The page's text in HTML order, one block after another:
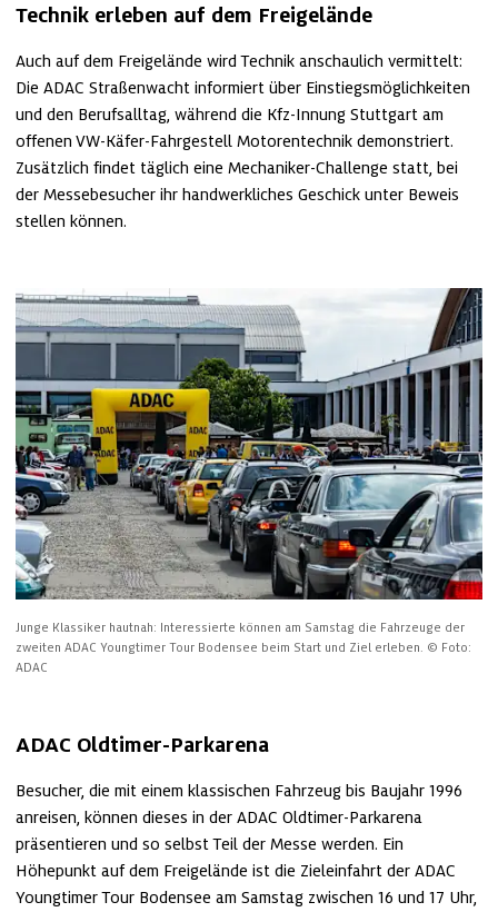
Technik erleben auf dem Freigelände
Auch auf dem Freigelände wird Technik anschaulich vermittelt:
Die ADAC Straßenwacht informiert über Einstiegsmöglichkeiten
und den Berufsalltag, während die Kfz‑Innung Stuttgart am
offenen VW‑Käfer‑Fahrgestell Motorentechnik demonstriert.
Zusätzlich findet täglich eine Mechaniker‑Challenge statt, bei
der Messebesucher ihr handwerkliches Geschick unter Beweis
stellen können.
Junge Klassiker hautnah: Interessierte können am Samstag die Fahrzeuge der
zweiten ADAC Youngtimer Tour Bodensee beim Start und Ziel erleben. © Foto:
ADAC
ADAC Oldtimer‑Parkarena
Besucher, die mit einem klassischen Fahrzeug bis Baujahr 1996
anreisen, können dieses in der ADAC Oldtimer‑Parkarena
präsentieren und so selbst Teil der Messe werden. Ein
Höhepunkt auf dem Freigelände ist die Zieleinfahrt der ADAC
Youngtimer Tour Bodensee am Samstag zwischen 16 und 17 Uhr,